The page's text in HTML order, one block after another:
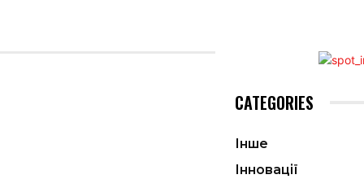
CATEGORIES
Інше
Інновації